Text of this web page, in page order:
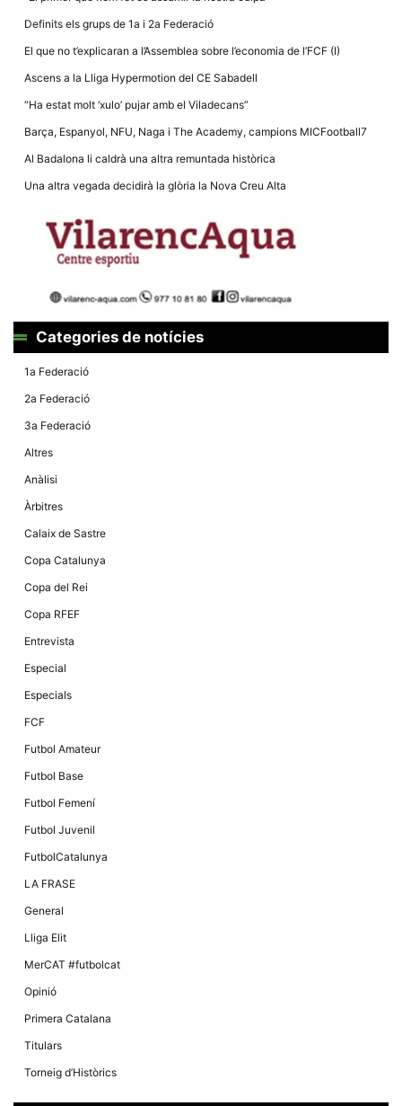
Definits els grups de 1a i 2a Federació
El que no t’explicaran a l’Assemblea sobre l’economia de l’FCF (I)
Ascens a la Lliga Hypermotion del CE Sabadell
“Ha estat molt ‘xulo’ pujar amb el Viladecans”
Barça, Espanyol, NFU, Naga i The Academy, campions MICFootball7
Al Badalona li caldrà una altra remuntada històrica
Una altra vegada decidirà la glòria la Nova Creu Alta
Categories de notícies
1a Federació
2a Federació
3a Federació
Altres
Anàlisi
Àrbitres
Calaix de Sastre
Copa Catalunya
Copa del Rei
Copa RFEF
Entrevista
Especial
Especials
FCF
Futbol Amateur
Futbol Base
Futbol Femení
Futbol Juvenil
FutbolCatalunya
LA FRASE
General
Lliga Elit
MerCAT #futbolcat
Opinió
Primera Catalana
Titulars
Torneig d’Històrics